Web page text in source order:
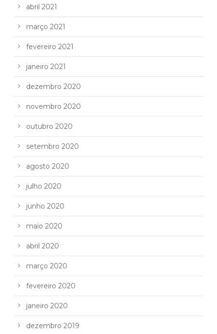
abril 2021
março 2021
fevereiro 2021
janeiro 2021
dezembro 2020
novembro 2020
outubro 2020
setembro 2020
agosto 2020
julho 2020
junho 2020
maio 2020
abril 2020
março 2020
fevereiro 2020
janeiro 2020
dezembro 2019